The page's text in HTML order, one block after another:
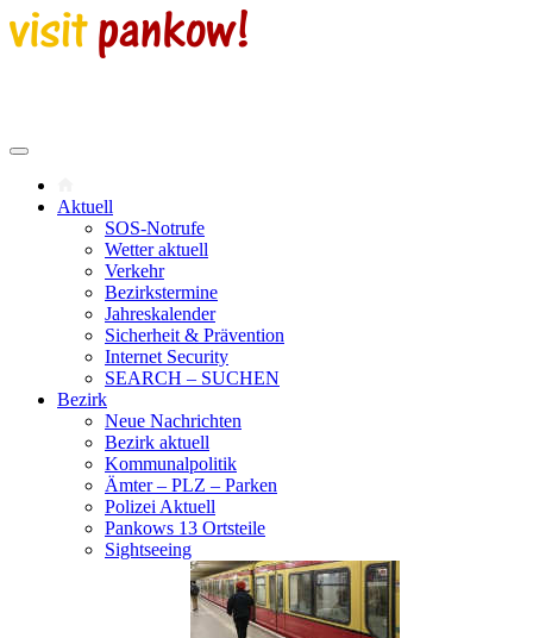
Aktuell
SOS-Notrufe
Wetter aktuell
Verkehr
Bezirkstermine
Jahreskalender
Sicherheit & Prävention
Internet Security
SEARCH – SUCHEN
Bezirk
Neue Nachrichten
Bezirk aktuell
Kommunalpolitik
Ämter – PLZ – Parken
Polizei Aktuell
Pankows 13 Ortsteile
Sightseeing